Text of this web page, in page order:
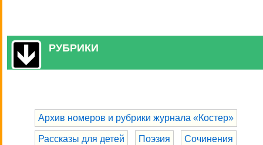
РУБРИКИ
Архив номеров и рубрики журнала «Костер»
Рассказы для детей Поэзия Сочинения